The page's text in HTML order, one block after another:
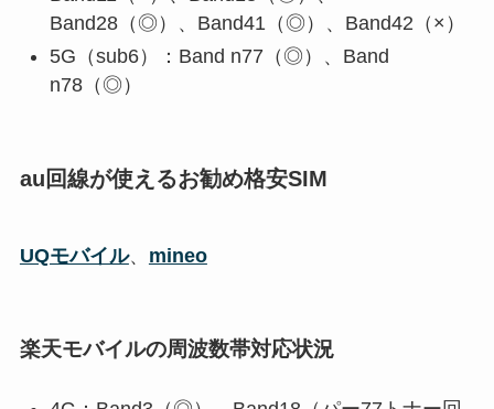
Band28（◎）、Band41（◎）、Band42（×）
5G（sub6）：Band n77（◎）、Band
n78（◎）
au回線が使えるお勧め格安SIM
UQモバイル、 mineo
楽天モバイルの周波数帯対応状況